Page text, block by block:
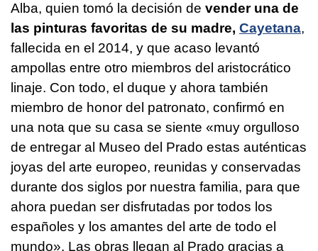
Alba, quien tomó la decisión de vender una de
las pinturas favoritas de su madre, Cayetana,
fallecida en el 2014, y que acaso levantó
ampollas entre otro miembros del aristocrático
linaje. Con todo, el duque y ahora también
miembro de honor del patronato, confirmó en
una nota que su casa se siente «muy orgulloso
de entregar al Museo del Prado estas auténticas
joyas del arte europeo, reunidas y conservadas
durante dos siglos por nuestra familia, para que
ahora puedan ser disfrutadas por todos los
españoles y los amantes del arte de todo el
mundo». Las obras llegan al Prado gracias a